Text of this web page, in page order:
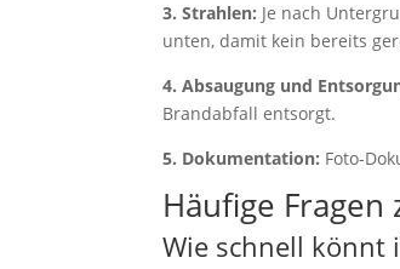
3. Strahlen: Je nach
unten, damit kein bereits
4. Absaugung und
Brandabfall entsorgt.
5. Dokumentation: Foto-
Häufige
Wie schnell könnt